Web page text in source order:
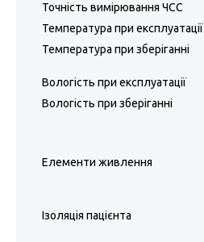
Точність вимірювання ЧСС
Температура при експлуатації
Температура при зберіганні
Вологість при експлуатації
Вологість при зберіганні
Елементи живлення
Ізоляція пацієнта